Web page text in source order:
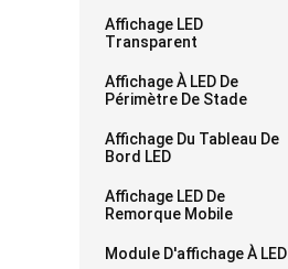
Affichage LED
Transparent
Affichage À LED De
Périmètre De Stade
Affichage Du Tableau De
Bord LED
Affichage LED De
Remorque Mobile
Module D'affichage À LED